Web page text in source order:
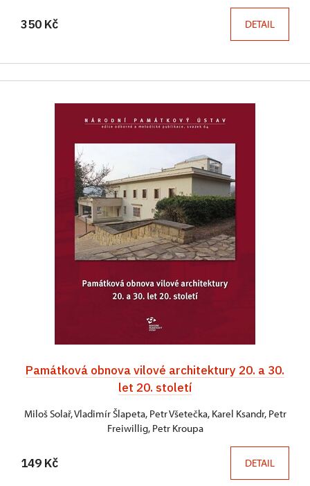
350 Kč DETAIL
Památková obnova vilové architektury 20. a 30.
let 20. století
Miloš Solař, Vladimír Šlapeta, Petr Všetečka, Karel Ksandr, Petr
Freiwillig, Petr Kroupa
149 Kč DETAIL